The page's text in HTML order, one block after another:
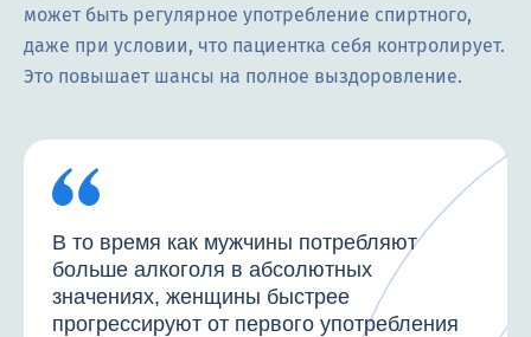
может быть регулярное употребление спиртного,
даже при условии, что пациентка себя контролирует.
Это повышает шансы на полное выздоровление.
В то время как мужчины потребляют
больше алкоголя в абсолютных
значениях, женщины быстрее
прогрессируют от первого употребления